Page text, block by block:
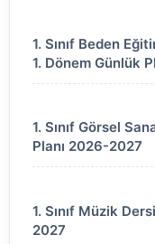
1. Sınıf Beden
1. Dönem Günlük
1. Sınıf Görsel
Planı 2026-2027
1. Sınıf Müzik
2027